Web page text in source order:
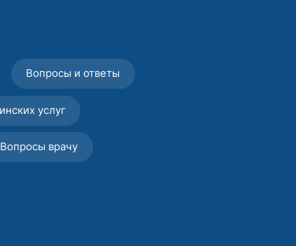
Вопросы и ответы
услуг
Вопросы врачу